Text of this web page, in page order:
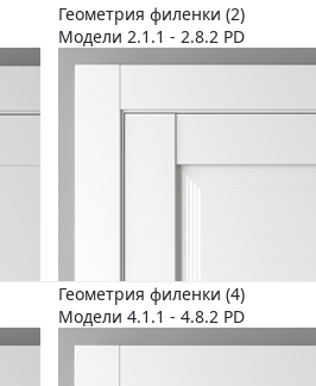
Геометрия филенки (2)
Модели 2.1.1 - 2.8.2 PD
Геометрия филенки (4)
Модели 4.1.1 - 4.8.2 PD